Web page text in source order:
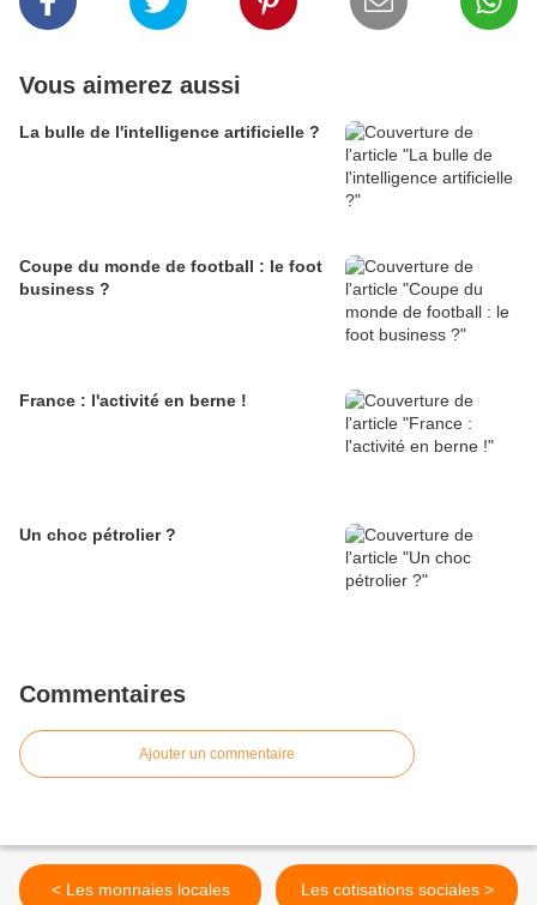
Vous aimerez aussi
La bulle de l'intelligence artificielle ?
Coupe du monde de football : le foot
business ?
France : l'activité en berne !
Un choc pétrolier ?
Commentaires
Ajouter un commentaire
< Les monnaies locales Les cotisations sociales >